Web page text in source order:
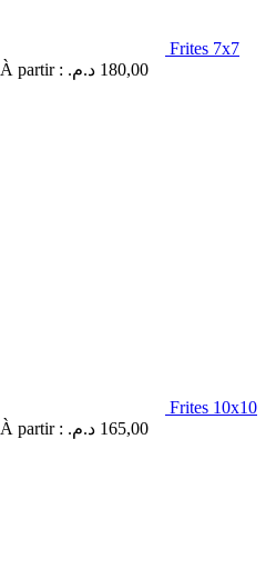
Frites 7x7
À partir : 180,00 د.م.
Frites 10x10
À partir : 165,00 د.م.